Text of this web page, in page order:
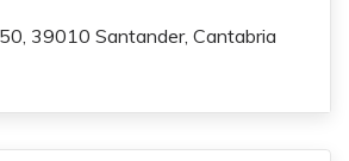
39010 Santander, Cantabria